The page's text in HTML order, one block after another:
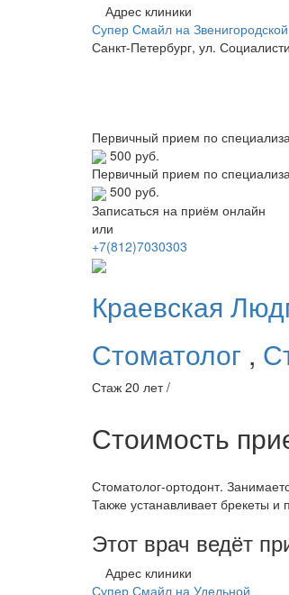
Адрес клиники
Супер Смайл на Звенигородской
Санкт-Петербург, ул.
Первичный прием по
500 руб.
Первичный прием по
500 руб.
Записаться на приём онлайн
или
+7(812)7030303
Краевская
Стоматолог ,
Стаж 20 лет /
Стоимость
Стоматолог-ортодонт.
Также устанавливает брекеты и
Этот врач ведёт
Адрес клиники
Супер Смайл на Удельной